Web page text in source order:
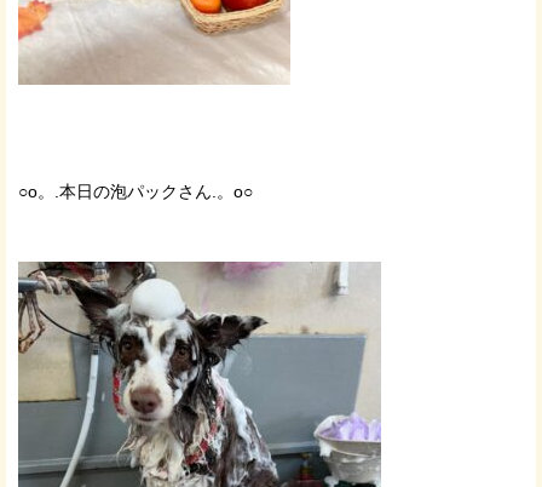
○o。.本日の泡パックさん.。o○